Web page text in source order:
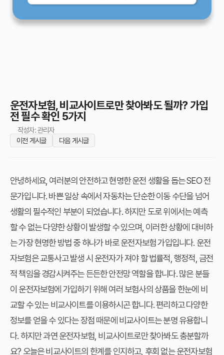
운전자보험, 비교사이트로만 찾아봐도 될까? 가입
전 필수 확인 5가지
작성자: 관리자
이전 게시글
다음 게시글
안녕하세요, 여러분의 안전하고 현명한 운전 생활을 돕는 SEO 전
문가입니다. 바쁜 일상 속에서 자동차는 단순한 이동 수단을 넘어
생활의 필수적인 부분이 되었습니다. 하지만 도로 위에서는 예측
할 수 없는 다양한 상황이 발생할 수 있으며, 이러한 상황에 대비하
는 가장 현명한 방법 중 하나가 바로 운전자보험 가입입니다. 운전
자보험은 교통사고 발생 시 운전자가 져야 할 법률적, 행정적, 금전
적 책임을 경감시켜주는 든든한 안전망 역할을 합니다. 많은 분들
이 운전자보험에 가입하기 위해 여러 보험사의 상품을 한눈에 비
교할 수 있는 비교사이트를 이용하시곤 합니다. 편리하고 다양한
정보를 얻을 수 있다는 장점 때문에 비교사이트는 분명 유용합니
다. 하지만 과연 운전자보험, 비교사이트로만 찾아봐도 충분할까
요? 오늘은 비교사이트의 한계를 인지하고, 후회 없는 운전자보험